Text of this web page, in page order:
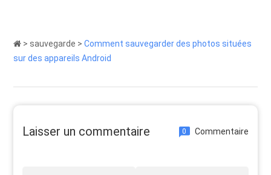
> sauvegarde >Comment sauvegarder des photos situées
sur des appareils Android
Laisser un commentaire 0 Commentaire